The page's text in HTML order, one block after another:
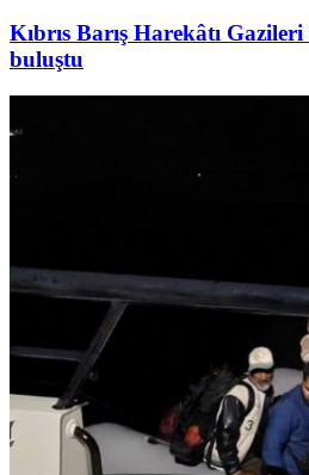
Kıbrıs Barış Harekâtı
buluştu